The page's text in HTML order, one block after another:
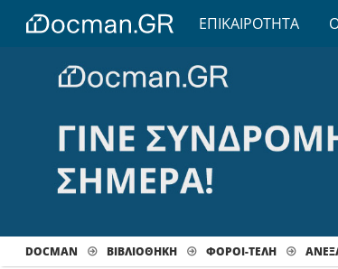
ΕΠΙΚΑΙΡΟΤΗΤΑ
DOCMAN ΒΙΒΛΙΟΘΗΚΗ ΦΟΡΟΙ-ΤΕΛΗ